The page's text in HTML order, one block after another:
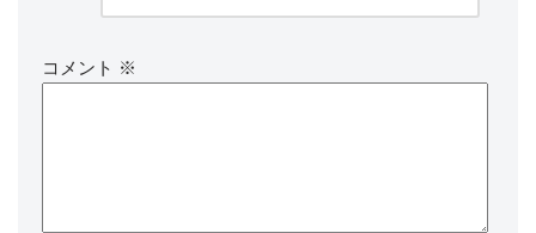
コメント ※